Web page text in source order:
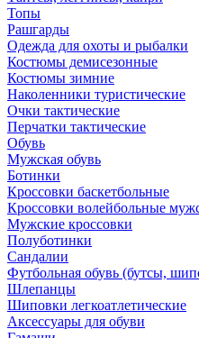
Топы
Рашгарды
Одежда для охоты и рыбалки
Костюмы демисезонные
Костюмы зимние
Наколенники туристические
Очки тактические
Перчатки тактические
Обувь
Мужская обувь
Ботинки
Кроссовки баскетбольные
Кроссовки волейбольные
Мужские кроссовки
Полуботинки
Сандалии
Футбольная обувь (бутсы,
Шлепанцы
Шиповки легкоатлетические
Аксессуары для обуви